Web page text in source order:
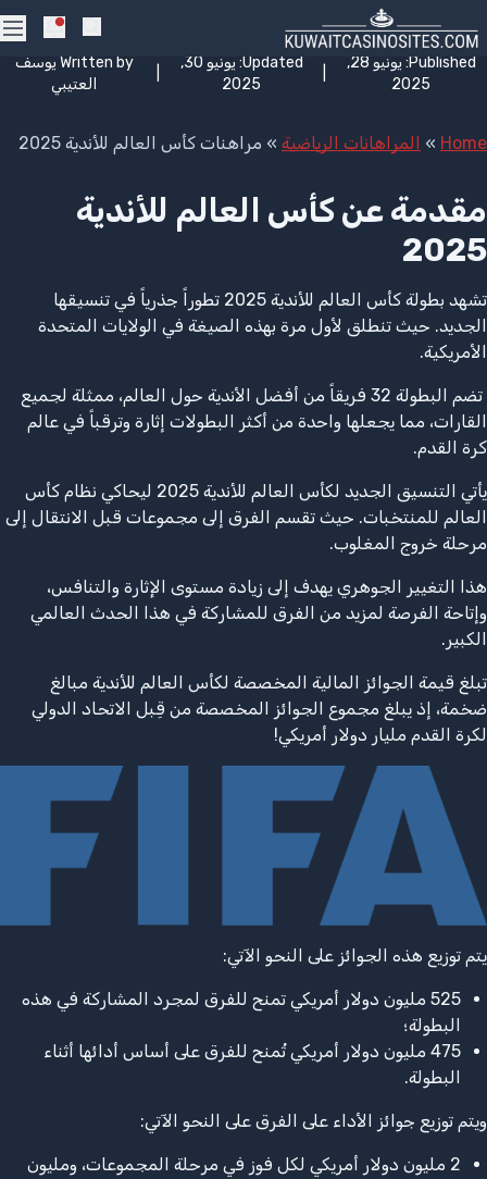
Skip to navigation
Skip to content
كازينو اون لاين الكويت 2026 Search مراهنات كأس العالم للأندية 2025
Published:
يونيو 28,
2025
Updated:
يونيو 30,
2025
Written by يوسف
العتيبي
Home
» المراهانات الرياضية » مراهنات كأس العالم للأندية 2025
مقدمة عن كأس العالم للأندية
2025
تشهد بطولة كأس العالم للأندية 2025 تطوراً جذرياً في تنسيقها
الجديد. حيث تنطلق لأول مرة بهذه الصيغة في الولايات المتحدة
الأمريكية.
تضم البطولة 32 فريقاً من أفضل الأندية حول العالم، ممثلة لجميع
القارات، مما يجعلها واحدة من أكثر البطولات إثارة وترقباً في عالم
كرة القدم.
يأتي التنسيق الجديد لكأس العالم للأندية 2025 ليحاكي نظام كأس
العالم للمنتخبات. حيث تقسم الفرق إلى مجموعات قبل الانتقال إلى
مرحلة خروج المغلوب.
هذا التغيير الجوهري يهدف إلى زيادة مستوى الإثارة والتنافس،
وإتاحة الفرصة لمزيد من الفرق للمشاركة في هذا الحدث العالمي
الكبير.
تبلغ قيمة الجوائز المالية المخصصة لكأس العالم للأندية مبالغ
ضخمة، إذ يبلغ مجموع الجوائز المخصصة من قِبل الاتحاد الدولي
لكرة القدم مليار دولار أمريكي!
يتم توزيع هذه الجوائز على النحو الآتي:
525 مليون دولار أمريكي تمنح للفرق لمجرد المشاركة في هذه
البطولة؛
475 مليون دولار أمريكي تُمنح للفرق على أساس أدائها أثناء
البطولة.
ويتم توزيع جوائز الأداء على الفرق على النحو الآتي:
2 مليون دولار أمريكي لكل فوز في مرحلة المجموعات، ومليون